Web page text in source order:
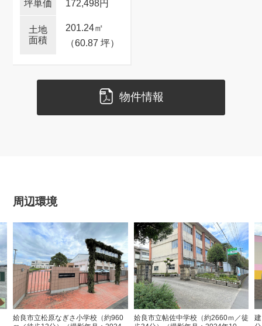
172,498円
201.24㎡
（60.87 坪）
物件情報
周辺環境
姶良市立松原なぎさ小学校（約960
姶良市立帖佐中学校（約2660ｍ／徒